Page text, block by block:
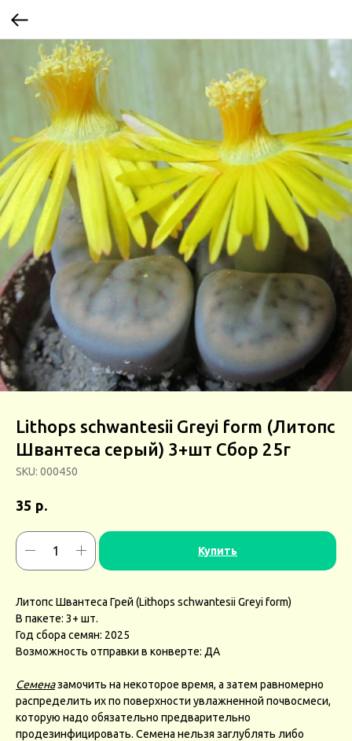
Lithops schwantesii Greyi form (Литопс
Швантеса серый) 3+шт Сбор 25г
SKU: 000450
35 р.
Купить
Литопс Швантеса Грей (Lithops schwantesii Greyi form)
В пакете: 3+ шт.
Год сбора семян: 2025
Возможность отправки в конверте: ДА
Семеназамочить на некоторое время, а затем равномерно
распределить их по поверхности увлажненной почвосмеси,
которую надо обязательно предварительно
продезинфицировать. Семена нельзя заглублять либо